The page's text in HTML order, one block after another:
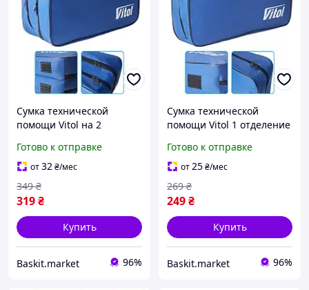
Сумка технической
помощи Vitol на 2
Синяя
Готово к отправке
от32₴/мес
319₴
349 ₴
Купить
Baskit.market 96%
Сумка технической
помощи Vitol 1 отделение
Готово к отправке
от25₴/мес
249₴
269 ₴
Купить
Baskit.market 96%